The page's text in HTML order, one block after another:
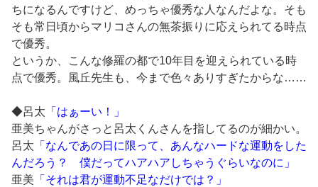
ちになるんですけど、めっちゃ優秀な人なんだよな。そも
そも常日頃からマリコさんの無茶振りに応えられてる時点
で優秀。
というか、こんな修羅の都で10年目を迎えられている時
点で優秀。風丘先生も、今まで色々ありすぎたからな……
◆呂太 「はぁーい！」
亜美ちゃんがさっと呂太くんさんを指してるのが細かい。
呂太 「なんであの日に限って、あんなハードな運動をした
んだろう？ 僕だってハアハアしちゃうぐらいなのに」
亜美 「それは君が運動不足なだけでは？」